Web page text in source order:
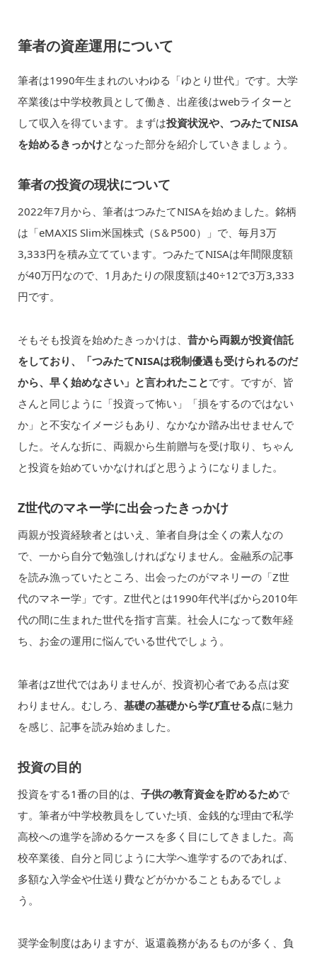
筆者の資産運用について
筆者は1990年生まれのいわゆる「ゆとり世代」です。大学
卒業後は中学校教員として働き、出産後はwebライターと
して収入を得ています。まずは投資状況や、つみたてNISA
を始めるきっかけとなった部分を紹介していきましょう。
筆者の投資の現状について
2022年7月から、筆者はつみたてNISAを始めました。銘柄
は「eMAXIS Slim米国株式（S＆P500）」で、毎月3万
3,333円を積み立てています。つみたてNISAは年間限度額
が40万円なので、1月あたりの限度額は40÷12で3万3,333
円です。
そもそも投資を始めたきっかけは、 昔から両親が投資信託
をしており、「つみたてNISAは税制優遇も受けられるのだ
から、早く始めなさい」と言われたことです。ですが、皆
さんと同じように「投資って怖い」「損をするのではない
か」と不安なイメージもあり、なかなか踏み出せませんで
した。そんな折に、両親から生前贈与を受け取り、ちゃん
と投資を始めていかなければと思うようになりました。
Z世代のマネー学に出会ったきっかけ
両親が投資経験者とはいえ、筆者自身は全くの素人なの
で、一から自分で勉強しければなりません。金融系の記事
を読み漁っていたところ、出会ったのがマネリーの「Z世
代のマネー学」です。Z世代とは1990年代半ばから2010年
代の間に生まれた世代を指す言葉。社会人になって数年経
ち、お金の運用に悩んでいる世代でしょう。
筆者はZ世代ではありませんが、投資初心者である点は変
わりません。むしろ、 基礎の基礎から学び直せる点に魅力
を感じ、記事を読み始めました。
投資の目的
投資をする1番の目的は、 子供の教育資金を貯めるためで
す。筆者が中学校教員をしていた頃、金銭的な理由で私学
高校への進学を諦めるケースを多く目にしてきました。高
校卒業後、自分と同じように大学へ進学するのであれば、
多額な入学金や仕送り費などがかかることもあるでしょ
う。
奨学金制度はありますが、返還義務があるものが多く、負